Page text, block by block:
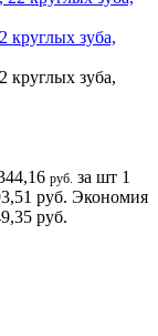
круглых зуба,
круглых зуба,
руб. за шт 1
руб. Экономия
руб.